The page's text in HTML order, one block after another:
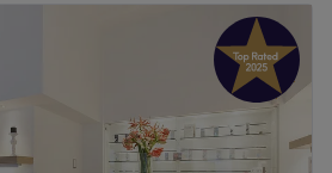
19:00
19:00
–18:30
18:30
08:00–17:30
Gesloten